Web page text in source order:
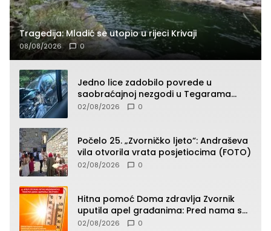
Tragedija: Mladić se utopio u rijeci Krivaji
08/08/2026 0
Jedno lice zadobilo povrede u
saobraćajnoj nezgodi u Tegarama
(FOTO)
02/08/2026 0
Počelo 25. „Zvorničko ljeto“: Andraševa
vila otvorila vrata posjetiocima (FOTO)
02/08/2026 0
Hitna pomoć Doma zdravlja Zvornik
uputila apel građanima: Pred nama su
temperature do 40°C, oprez zbog
02/08/2026 0